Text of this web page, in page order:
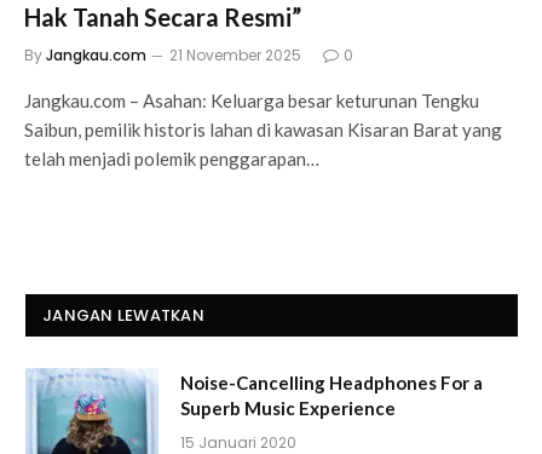
Hak Tanah Secara Resmi”
ByJangkau.com 21 November 2025 0
Jangkau.com – Asahan: Keluarga besar keturunan Tengku
Saibun, pemilik historis lahan di kawasan Kisaran Barat yang
telah menjadi polemik penggarapan…
JANGAN LEWATKAN
Noise-Cancelling Headphones For a
Superb Music Experience
15 Januari 2020